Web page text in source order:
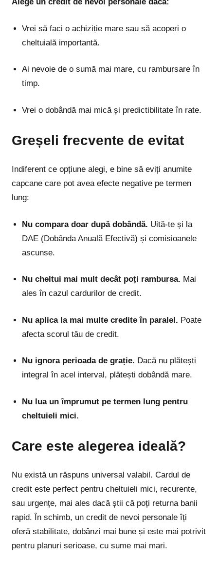
Alege un credit de nevoi personale dacă:
Vrei să faci o achiziție mare sau să acoperi o
cheltuială importantă.
Ai nevoie de o sumă mai mare, cu rambursare în
timp.
Vrei o dobândă mai mică și predictibilitate în rate.
Greșeli frecvente de evitat
Indiferent ce opțiune alegi, e bine să eviți anumite
capcane care pot avea efecte negative pe termen
lung:
Nu compara doar după dobândă. Uită-te și la
DAE (Dobânda Anuală Efectivă) și comisioanele
ascunse.
Nu cheltui mai mult decât poți rambursa. Mai
ales în cazul cardurilor de credit.
Nu aplica la mai multe credite în paralel. Poate
afecta scorul tău de credit.
Nu ignora perioada de grație. Dacă nu plătești
integral în acel interval, plătești dobândă mare.
Nu lua un împrumut pe termen lung pentru
cheltuieli mici.
Care este alegerea ideală?
Nu există un răspuns universal valabil. Cardul de
credit este perfect pentru cheltuieli mici, recurente,
sau urgențe, mai ales dacă știi că poți returna banii
rapid. În schimb, un credit de nevoi personale îți
oferă stabilitate, dobânzi mai bune și este mai potrivit
pentru planuri serioase, cu sume mai mari.